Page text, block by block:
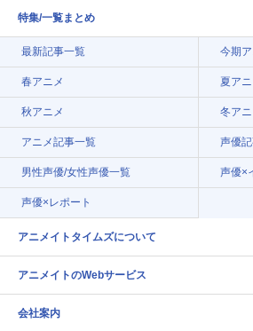
特集/一覧まとめ
最新記事一覧 今期
春アニメ 夏アニ
秋アニメ 冬アニ
アニメ記事一覧 声優
男性声優/女性声優一覧 声優×
声優×レポート
アニメイトタイムズについて
アニメイトのWebサービス
会社案内